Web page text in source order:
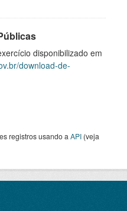
disponibilizado em
download-de-
registros usando a API (veja